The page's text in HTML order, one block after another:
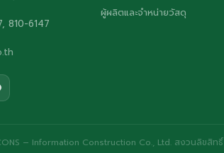
810-6147
ผู้ผลิตและจำหน่ายวัสดุ
– Information Construction Co., Ltd. สงวนลิขสิทธิ์